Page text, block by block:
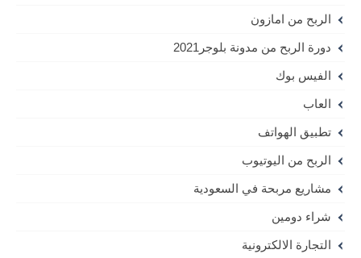
الربح من امازون
دورة الربح من مدونة بلوجر2021
الفيس بوك
العاب
تطبيق الهواتف
الربح من اليوتيوب
مشاريع مربحة في السعودية
شراء دومين
التجارة الالكترونية